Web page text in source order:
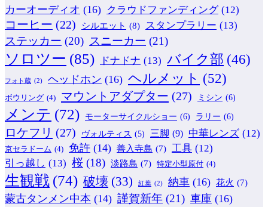
カーオーディオ (16) クラウドファンディング (12)
コーヒー (22) シルエット (8) スタンプラリー (13)
ステッカー (20) スニーカー (21)
ソロツー (85) ドナドナ (13) バイク部 (46)
フォト蔵 (2) ヘッドホン (16) ヘルメット (52)
ボウリング (4) マウントアダプター (27) ミシン (6)
メンテ (72) モーターサイクルショー (6) ラリー (6)
ロケフリ (27) ヴォルティス (5) 三脚 (9) 中華レンズ (12)
京セラドーム (4) 免許 (14) 善入寺島 (7) 工具 (12)
引っ越し (13) 桜 (18) 淡路島 (7) 特定小型原付 (4)
生観戦 (74) 破壊 (33) 紅葉 (2) 納車 (16) 花火 (7)
蒙古タンメン中本 (14) 謹賀新年 (21) 車庫 (16)